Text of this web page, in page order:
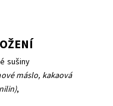
sušiny
máslo, kakaová
,